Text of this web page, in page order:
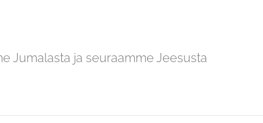
Jumalasta ja seuraamme Jeesusta